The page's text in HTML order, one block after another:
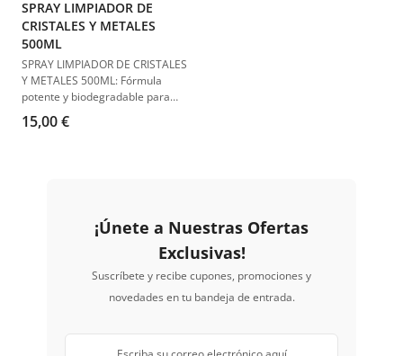
SPRAY LIMPIADOR DE
CRISTALES Y METALES
500ML
SPRAY LIMPIADOR DE CRISTALES
Y METALES 500ML: Fórmula
potente y biodegradable para
una limpieza eficaz y segura.
15,00 €
¡Únete a Nuestras Ofertas
Exclusivas!
Suscríbete y recibe cupones, promociones y
novedades en tu bandeja de entrada.